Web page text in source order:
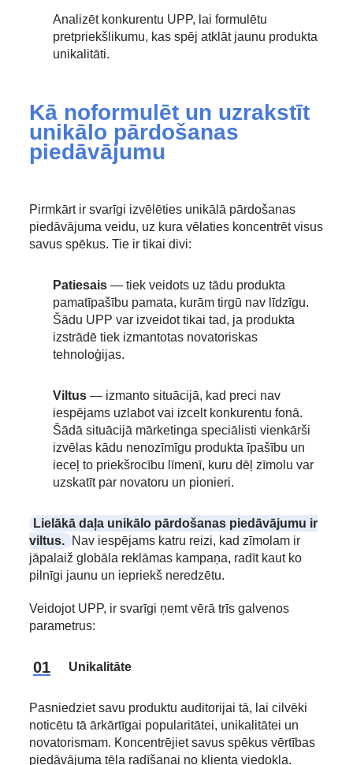
Analizēt konkurentu UPP, lai formulētu
pretpriekšlikumu, kas spēj atklāt jaunu produkta
unikalitāti.
Kā noformulēt un uzrakstīt
unikālo pārdošanas
piedāvājumu
Pirmkārt ir svarīgi izvēlēties unikālā pārdošanas
piedāvājuma veidu, uz kura vēlaties koncentrēt visus
savus spēkus. Tie ir tikai divi:
Patiesais — tiek veidots uz tādu produkta
pamatīpašību pamata, kurām tirgū nav līdzīgu.
Šādu UPP var izveidot tikai tad, ja produkta
izstrādē tiek izmantotas novatoriskas
tehnoloģijas.
Viltus — izmanto situācijā, kad preci nav
iespējams uzlabot vai izcelt konkurentu fonā.
Šādā situācijā mārketinga speciālisti vienkārši
izvēlas kādu nenozīmīgu produkta īpašību un
ieceļ to priekšrocību līmenī, kuru dēļ zīmolu var
uzskatīt par novatoru un pionieri.
Lielākā daļa unikālo pārdošanas piedāvājumu ir
viltus.
Nav iespējams katru reizi, kad zīmolam ir
jāpalaiž globāla reklāmas kampaņa, radīt kaut ko
pilnīgi jaunu un iepriekš neredzētu.
Veidojot UPP, ir svarīgi ņemt vērā trīs galvenos
parametrus:
Unikalitāte
Pasniedziet savu produktu auditorijai tā, lai cilvēki
noticētu tā ārkārtīgai popularitātei, unikalitātei un
novatorismam. Koncentrējiet savus spēkus vērtības
piedāvājuma tēla radīšanai no klienta viedokļa.